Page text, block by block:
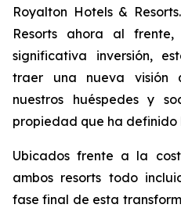
Royalton Hotels &
Resorts ahora al
significativa inversión,
traer una nueva
nuestros huéspedes y
propiedad que ha definido
Ubicados frente a la
ambos resorts todo
fase final de esta